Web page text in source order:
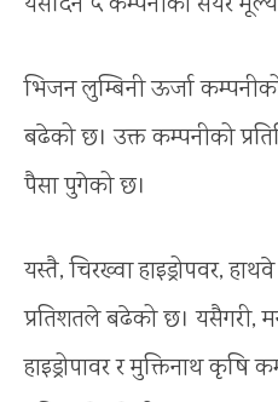
भिजन लुम्बिनी ऊर्जा
बढेको छ। उक्त कम्पनीको
पैसा पुगेको छ।
यस्तै, चिरख्वा हाइड्रोपवर,
प्रतिशतले बढेको छ। यसैगरी,
हाइड्रोपावर र मुक्तिनाथ